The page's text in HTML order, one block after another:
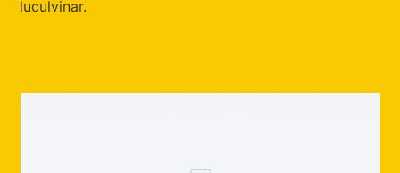
luculvinar.